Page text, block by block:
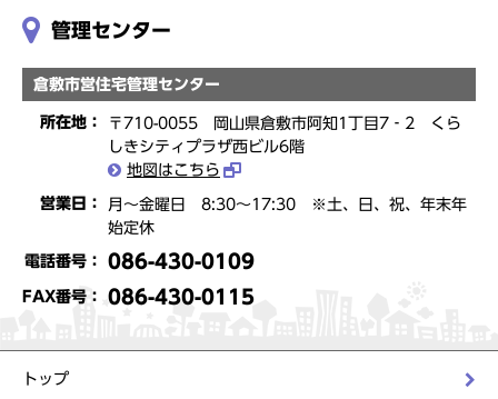
管理センター
倉敷市営住宅管理センター
所在地：
〒710-0055 岡山県倉敷市阿知1丁目7‐2 くら
しきシティプラザ西ビル6階
地図はこちら
営業日：
月～金曜日 8:30～17:30 ※土、日、祝、年末年
始定休
電話番号： 086-430-0109
FAX番号： 086-430-0115
トップ